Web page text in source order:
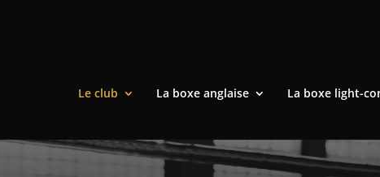
Le club La boxe anglaise La boxe light-